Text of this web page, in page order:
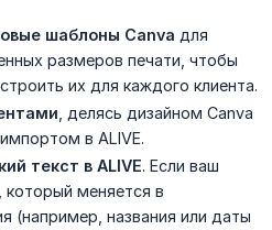
шаблоны Canva для
размеров печати, чтобы
их для каждого клиента.
, делясь дизайном Canva
в ALIVE.
текст в ALIVE. Если ваш
который меняется в
(например, названия или даты